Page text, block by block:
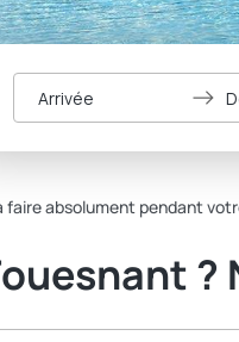
Arrivée
faire absolument pendant